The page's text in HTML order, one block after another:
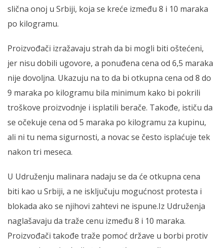
slična onoj u Srbiji, koja se kreće između 8 i 10 maraka
po kilogramu.
Proizvođači izražavaju strah da bi mogli biti oštećeni,
jer nisu dobili ugovore, a ponuđena cena od 6,5 maraka
nije dovoljna. Ukazuju na to da bi otkupna cena od 8 do
9 maraka po kilogramu bila minimum kako bi pokrili
troškove proizvodnje i isplatili berače. Takođe, ističu da
se očekuje cena od 5 maraka po kilogramu za kupinu,
ali ni tu nema sigurnosti, a novac se često isplaćuje tek
nakon tri meseca.
U Udruženju malinara nadaju se da će otkupna cena
biti kao u Srbiji, a ne isključuju mogućnost protesta i
blokada ako se njihovi zahtevi ne ispune.Iz Udruženja
naglašavaju da traže cenu između 8 i 10 maraka.
Proizvođači takođe traže pomoć države u borbi protiv